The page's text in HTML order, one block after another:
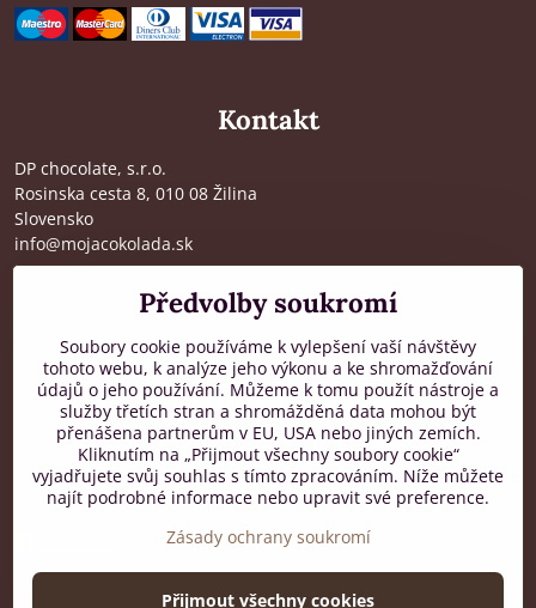
Kontakt
DP chocolate, s.r.o.
Rosinska cesta 8, 010 08 Žilina
Slovensko
info@mojacokolada.sk
Kde nás najdete
Zákaznická podpora
od 8:00 do 16:00, PO-PÁ
+421 917 436 795
Předvolby soukromí
Soubory cookie používáme k vylepšení vaší návštěvy
tohoto webu, k analýze jeho výkonu a ke shromažďování
údajů o jeho používání. Můžeme k tomu použít nástroje a
služby třetích stran a shromážděná data mohou být
přenášena partnerům v EU, USA nebo jiných zemích.
Kliknutím na „Přijmout všechny soubory cookie“
vyjadřujete svůj souhlas s tímto zpracováním. Níže můžete
najít podrobné informace nebo upravit své preference.
Zásady ochrany soukromí
Přijmout všechny cookies